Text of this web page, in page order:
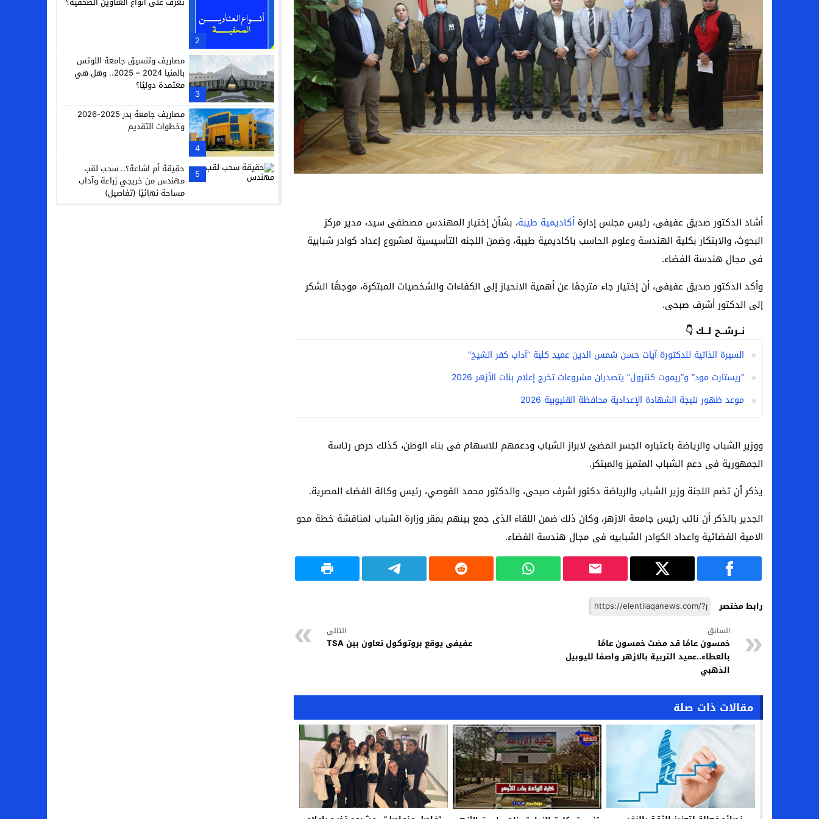
سامو كوستا في معسكر النصر السعودي.. هل انتهت أزمة العالمي المالية؟
إنهاء تعاقد سيف الدين الجزيري مع الزمالك رسميًا
من هي لوز مينديز زوجة إبراهيم دياز بعد خطفها للأنظار؟
الموصل العراقي يعلن ضم المهاجم يوسف أسامة نبيه
أشاد الدكتور صديق عفيفى، رئيس مجلس إدارة أكاديمية طيبة، بشأن إختيار المهندس مصطفى سيد، مدير مركز
البحوث، والابتكار بكلية الهندسة وعلوم الحاسب باكاديمية طيبة، وضمن اللجنه التأسيسية لمشروع إعداد كوادر شبابية
فى مجال هندسة الفضاء.
وأكد الدكتور صديق عفيفى، أن إختيار جاء مترجمًا عن أهمية الانحياز إلى الكفاءات والشخصيات المبتكرة، موجهًا الشكر
إلى الدكتور أشرف صبحى.
نــرشــح لــك 👇
السيرة الذاتية للدكتورة آيات حسن شمس الدين عميد كلية “آداب كفر الشيخ”
“ريستارت مود” و”ريموت كنترول” يتصدران مشروعات تخرج إعلام بنات الأزهر 2026
موعد ظهور نتيجة الشهادة الإعدادية محافظة القليوبية 2026
ووزير الشباب والرياضة باعتباره الجسر المضئ لابراز الشباب ودعمهم للاسهام فى بناء الوطن، كذلك حرص رئاسة
الجمهورية فى دعم الشباب المتميز والمبتكر.
يذكر أن تضم اللجنة وزير الشباب والرياضة دكتور اشرف صبحى، والدكتور محمد القوصي، رئيس وكالة الفضاء المصرية.
الجدير بالذكر أن نائب رئيس جامعة الازهر، وكان ذلك ضمن اللقاء الذى جمع بينهم بمقر وزارة الشباب لمناقشة خطة محو
الامية الفضائية واعداد الكوادر الشبابيه فى مجال هندسة الفضاء.
رابط مختصر
السابق
خمسون عامًا قد مضت خمسون عامًا
بالعطاء..عميد التربية بالازهر واصفا لليوبيل
الذهبي
التالي
عفيفى يوقع بروتوكول تعاون بين TSA
مقالات ذات صلة
2
3
مصاريف وتنسيق جامعة اللوتس
بالمنيا 2024 – 2025.. وهل هي
معتمدة دوليًا؟
4
مصاريف جامعة بدر 2025-2026
وخطوات التقديم
5
حقيقة أم اشاعة؟.. سحب لقب
مهندس من خريجي زراعة وآداب
مساحة نهائيًا (تفاصيل)